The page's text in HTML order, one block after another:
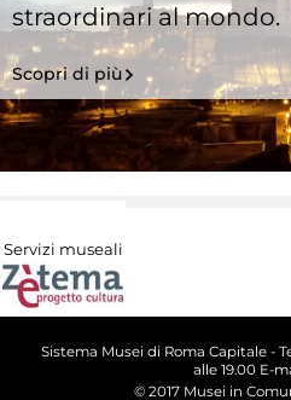
straordinari al mondo.
Scopri di più
Servizi museali
Sistema Musei di Roma Capitale -
alle 19.00 E-
© 2017 Musei in